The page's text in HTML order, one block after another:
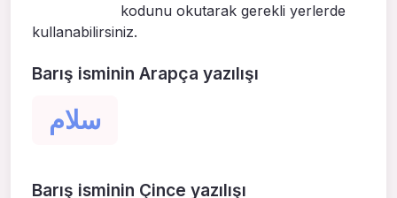
kodunu okutarak gerekli yerlerde
kullanabilirsiniz.
Barış isminin Arapça yazılışı
سلام
Barış isminin Çince yazılışı